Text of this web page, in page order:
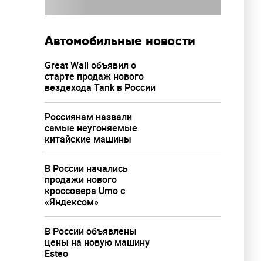
Автомобильные новости
Great Wall объявил о
старте продаж нового
вездехода Tank в России
Россиянам назвали
самые неугоняемые
китайские машины
В России начались
продажи нового
кроссовера Umo с
«Яндексом»
В России объявлены
цены на новую машину
Esteo